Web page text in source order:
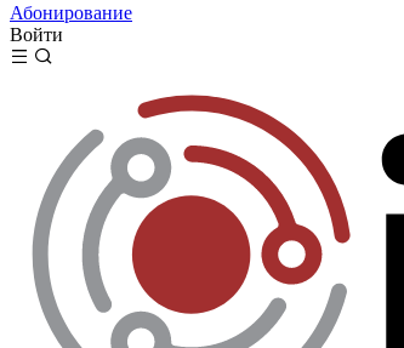
Абонирование
Войти